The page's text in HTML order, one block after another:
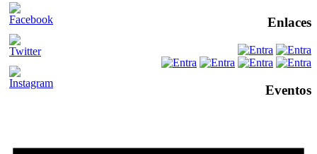
Enlaces
Eventos